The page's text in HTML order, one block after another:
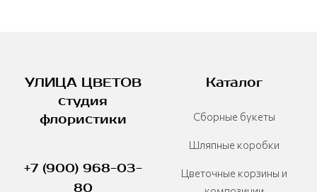
УЛИЦА ЦВЕТОВ
студия
флористики
+7 (900) 968-03-
80
Каталог
Сборные букеты
Шляпные коробки
Цветочные корзины и